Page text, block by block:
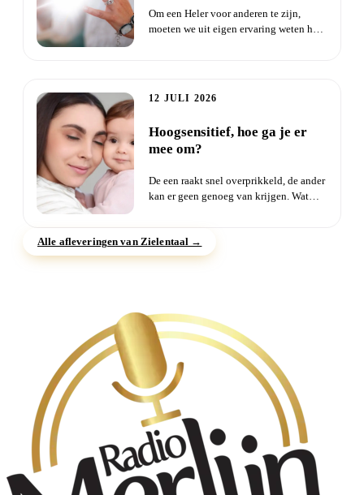
Om een Heler voor anderen te zijn,
moeten we uit eigen ervaring weten hoe
12 JULI 2026
Hoogsensitief, hoe ga je er
mee om?
De een raakt snel overprikkeld, de ander
kan er geen genoeg van krijgen. Wat
Alle afleveringen van Zielentaal →